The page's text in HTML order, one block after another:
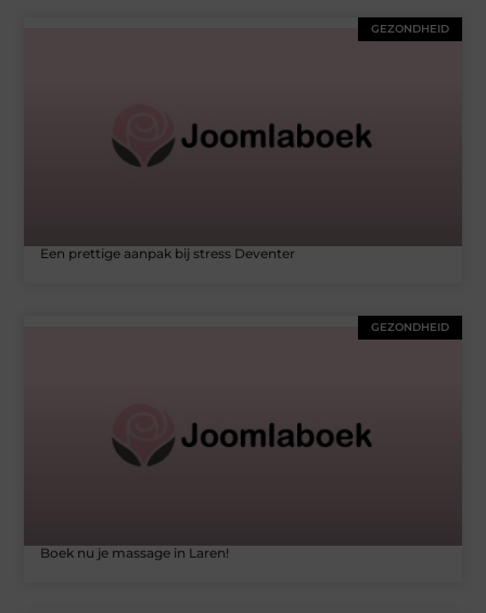
GEZONDHEID
Een prettige aanpak bij stress Deventer
GEZONDHEID
Boek nu je massage in Laren!